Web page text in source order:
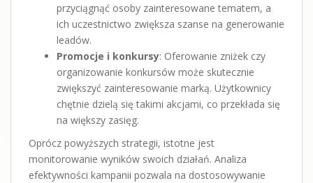
przyciągnąć osoby zainteresowane tematem, a
ich uczestnictwo zwiększa szanse na generowanie
leadów.
Promocje i konkursy: Oferowanie zniżek czy
organizowanie konkursów może skutecznie
zwiększyć zainteresowanie marką. Użytkownicy
chętnie dzielą się takimi akcjami, co przekłada się
na większy zasięg.
Oprócz powyższych strategii, istotne jest
monitorowanie wyników swoich działań. Analiza
efektywności kampanii pozwala na dostosowywanie